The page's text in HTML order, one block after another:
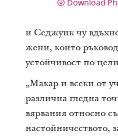
и Седжуик чу
жени, които
устойчивост по
„Макар и всеки от
различна гледна
вярвания относно
настойничеството,